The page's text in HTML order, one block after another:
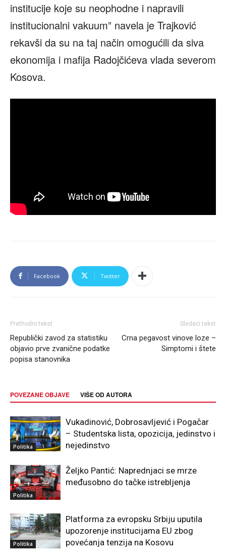
institucije koje su neophodne i napravili
institucionalni vakuum” navela je Trajković
rekavši da su na taj način omogućili da siva
ekonomija i mafija Radojčićeva vlada severom
Kosova.
Facebook Twitter
Prethodni tekst
Republički zavod za statistiku
objavio prve zvanične podatke
popisa stanovnika
Sledeći tekst
Crna pegavost vinove loze –
Simptomi i štete
POVEZANE OBJAVE VIŠE OD AUTORA
Politika
Vukadinović, Dobrosavljević i Pogačar
– Studentska lista, opozicija, jedinstvo i
nejedinstvo
Politika
Željko Pantić: Naprednjaci se mrze
međusobno do tačke istrebljenja
Politika
Platforma za evropsku Srbiju uputila
upozorenje institucijama EU zbog
povećanja tenzija na Kosovu